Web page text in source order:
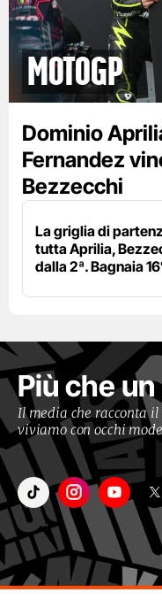
motogp
Dominio
Fernandez
Bezzecchi
La griglia di
tutta Aprilia,
dalla 2ª. Bagnaia
Più che
Il media che racconta
viviamo con occhi